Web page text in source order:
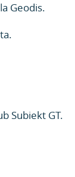
Geodis.
Subiekt GT.